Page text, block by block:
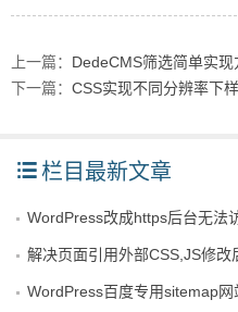
上一篇： DedeCMS筛选简单实
下一篇： CSS实现不同分辨率下
栏目最新文章
WordPress改成https后台无法
解决页面引用外部CSS,JS修改
WordPress百度专用sitemap